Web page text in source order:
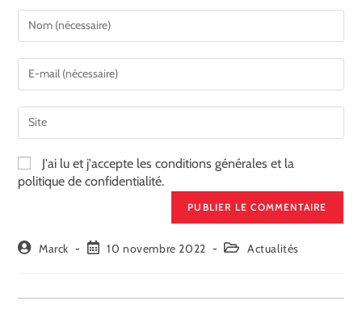
J'ai lu et j'accepte les conditions générales et la
politique de confidentialité.
Marck 10 novembre 2022 Actualités